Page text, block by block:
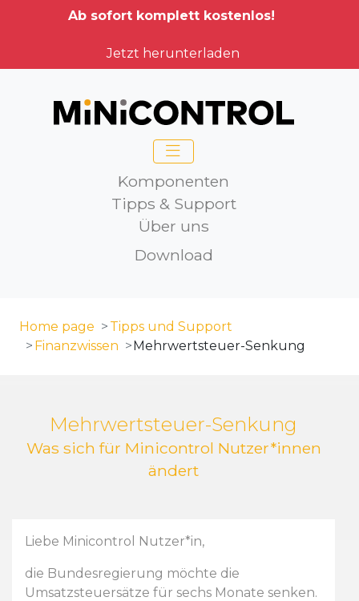
Ab sofort komplett kostenlos!
Jetzt herunterladen
Komponenten
Tipps & Support
Über uns
Download
Home page
Tipps und Support
Finanzwissen
Mehrwertsteuer-Senkung
Mehrwertsteuer-Senkung
Was sich für Minicontrol Nutzer*innen
ändert
Liebe Minicontrol Nutzer*in,
die Bundesregierung möchte die
Umsatzsteuersätze für sechs Monate senken.